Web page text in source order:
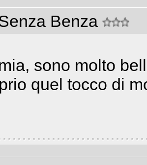
Benza
sono molto
quel tocco di